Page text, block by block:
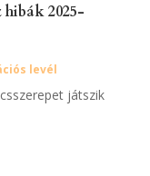
2025-
levél
játszik